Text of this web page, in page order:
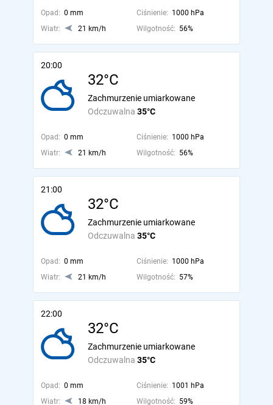
Opad: 0 mm Ciśnienie: 1000 hPa
Wiatr:
21 km/h Wilgotność: 56%
20:00
32°C
Odczuwalna 35°C
Zachmurzenie umiarkowane
Opad: 0 mm Ciśnienie: 1000 hPa
Wiatr:
21 km/h Wilgotność: 56%
21:00
32°C
Odczuwalna 35°C
Zachmurzenie umiarkowane
Opad: 0 mm Ciśnienie: 1000 hPa
Wiatr:
21 km/h Wilgotność: 57%
22:00
32°C
Odczuwalna 35°C
Zachmurzenie umiarkowane
Opad: 0 mm Ciśnienie: 1001 hPa
Wiatr:
18 km/h Wilgotność: 59%